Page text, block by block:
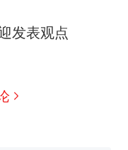
发表观点